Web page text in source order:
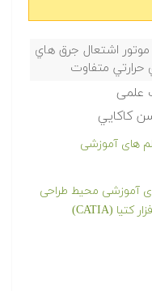
تحليل حرارتي سمبة 1 موتور اشتعال جرق هاي
حرارتي متفاوت
علمی
كاكايي
های آموزشی
آموزشی محیط طراحی